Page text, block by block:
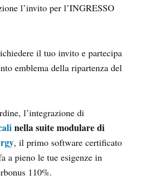
l’invito per l’INGRESSO
il tuo invito e partecipa
emblema della ripartenza del
l’integrazione di
nella suite modulare di
, il primo software certificato
a pieno le tue esigenze in
110%.